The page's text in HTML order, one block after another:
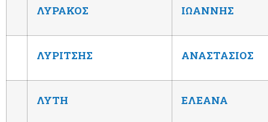
ΛΥΡΑΚΟΣ ΙΩΑΝΝΗΣ
ΛΥΡΙΤΣΗΣ ΑΝΑΣΤΑΣΙΟΣ
ΛΥΤΗ ΕΛΕΑΝΑ